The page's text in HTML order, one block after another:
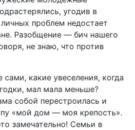
угодив в
проблем недостает
Разобщение — бич нашего
не знаю, что против
какие увеселения, когда
мал мала меньше?
собой перестроилась и
«мой дом — моя крепость».
замечательно! Семьи в